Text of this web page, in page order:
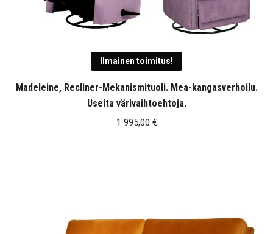
Ilmainen toimitus!
Madeleine, Recliner-Mekanismituoli. Mea-kangasverhoilu.
Useita värivaihtoehtoja.
1 995,00 €